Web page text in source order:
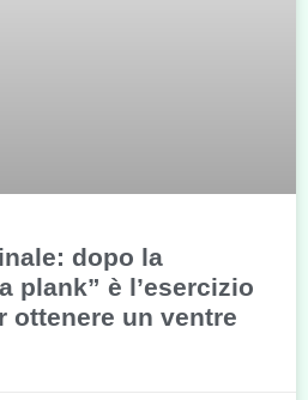
dopo la
plank” è l’esercizio
ottenere un ventre